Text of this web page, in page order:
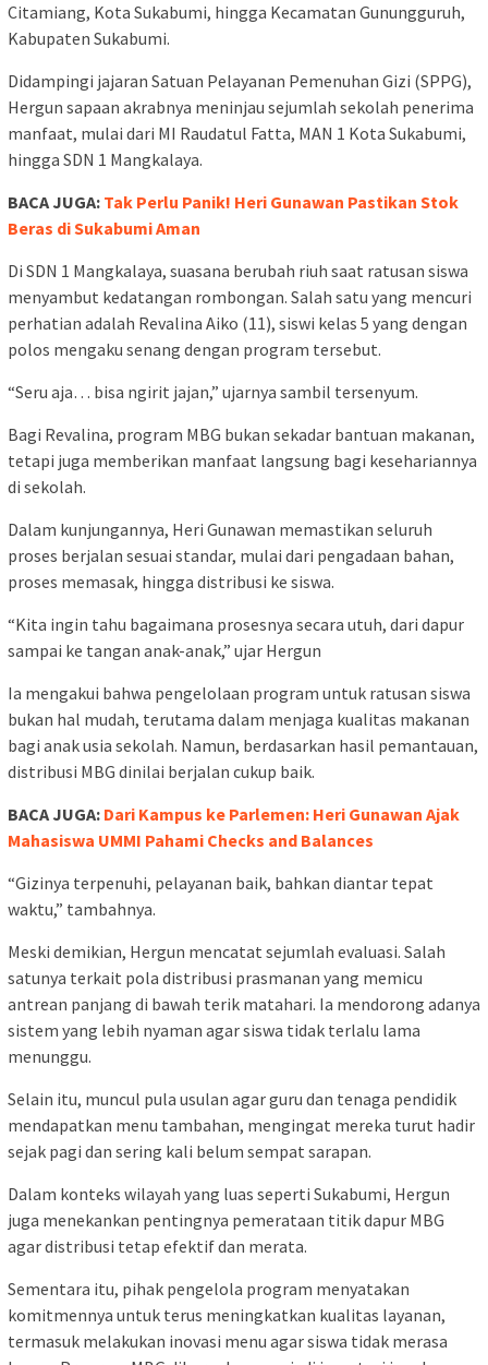
Citamiang, Kota Sukabumi, hingga Kecamatan Gunungguruh,
Kabupaten Sukabumi.
Didampingi jajaran Satuan Pelayanan Pemenuhan Gizi (SPPG),
Hergun sapaan akrabnya meninjau sejumlah sekolah penerima
manfaat, mulai dari MI Raudatul Fatta, MAN 1 Kota Sukabumi,
hingga SDN 1 Mangkalaya.
BACA JUGA: Tak Perlu Panik! Heri Gunawan Pastikan Stok
Beras di Sukabumi Aman
Di SDN 1 Mangkalaya, suasana berubah riuh saat ratusan siswa
menyambut kedatangan rombongan. Salah satu yang mencuri
perhatian adalah Revalina Aiko (11), siswi kelas 5 yang dengan
polos mengaku senang dengan program tersebut.
“Seru aja… bisa ngirit jajan,” ujarnya sambil tersenyum.
Bagi Revalina, program MBG bukan sekadar bantuan makanan,
tetapi juga memberikan manfaat langsung bagi kesehariannya
di sekolah.
Dalam kunjungannya, Heri Gunawan memastikan seluruh
proses berjalan sesuai standar, mulai dari pengadaan bahan,
proses memasak, hingga distribusi ke siswa.
“Kita ingin tahu bagaimana prosesnya secara utuh, dari dapur
sampai ke tangan anak-anak,” ujar Hergun
Ia mengakui bahwa pengelolaan program untuk ratusan siswa
bukan hal mudah, terutama dalam menjaga kualitas makanan
bagi anak usia sekolah. Namun, berdasarkan hasil pemantauan,
distribusi MBG dinilai berjalan cukup baik.
BACA JUGA: Dari Kampus ke Parlemen: Heri Gunawan Ajak
Mahasiswa UMMI Pahami Checks and Balances
“Gizinya terpenuhi, pelayanan baik, bahkan diantar tepat
waktu,” tambahnya.
Meski demikian, Hergun mencatat sejumlah evaluasi. Salah
satunya terkait pola distribusi prasmanan yang memicu
antrean panjang di bawah terik matahari. Ia mendorong adanya
sistem yang lebih nyaman agar siswa tidak terlalu lama
menunggu.
Selain itu, muncul pula usulan agar guru dan tenaga pendidik
mendapatkan menu tambahan, mengingat mereka turut hadir
sejak pagi dan sering kali belum sempat sarapan.
Dalam konteks wilayah yang luas seperti Sukabumi, Hergun
juga menekankan pentingnya pemerataan titik dapur MBG
agar distribusi tetap efektif dan merata.
Sementara itu, pihak pengelola program menyatakan
komitmennya untuk terus meningkatkan kualitas layanan,
termasuk melakukan inovasi menu agar siswa tidak merasa